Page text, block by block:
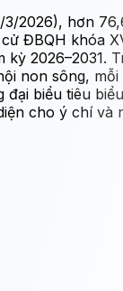
3/2026), hơn
ĐBQH khóa
kỳ 2026–2031.
non sông, mỗi
biểu tiêu
cho ý chí và